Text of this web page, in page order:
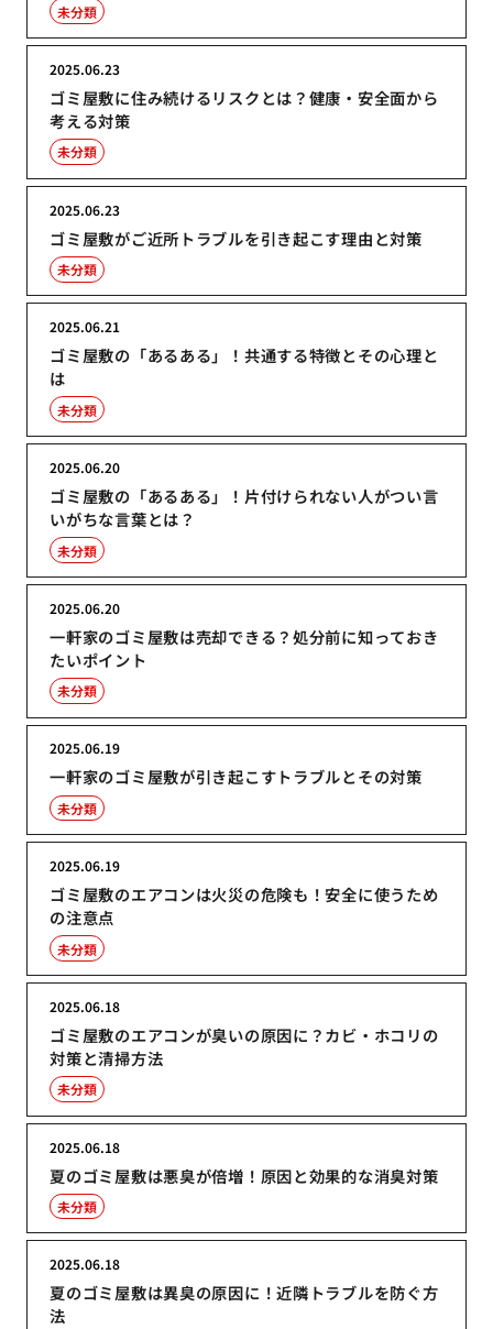
未分類
ゴミ屋敷に住み続けるリスクとは？健康・安全面から
考える対策
2025.06.23
未分類
ゴミ屋敷がご近所トラブルを引き起こす理由と対策
2025.06.23
未分類
ゴミ屋敷の「あるある」！共通する特徴とその心理と
は
2025.06.21
未分類
ゴミ屋敷の「あるある」！片付けられない人がつい言
いがちな言葉とは？
2025.06.20
未分類
一軒家のゴミ屋敷は売却できる？処分前に知っておき
たいポイント
2025.06.20
未分類
一軒家のゴミ屋敷が引き起こすトラブルとその対策
2025.06.19
未分類
ゴミ屋敷のエアコンは火災の危険も！安全に使うため
の注意点
2025.06.19
未分類
ゴミ屋敷のエアコンが臭いの原因に？カビ・ホコリの
対策と清掃方法
2025.06.18
未分類
夏のゴミ屋敷は悪臭が倍増！原因と効果的な消臭対策
2025.06.18
未分類
夏のゴミ屋敷は異臭の原因に！近隣トラブルを防ぐ方
法
2025.06.18